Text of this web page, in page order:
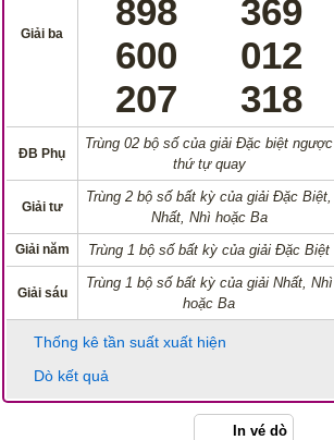
Giải ba
898
369
600
012
207
318
ĐB Phụ
Trùng 02 bộ số của giải Đặc biệt ngược
thứ tự quay
Giải tư
Trùng 2 bộ số bất kỳ của giải Đặc Biệt,
Nhất, Nhì hoặc Ba
Giải năm Trùng 1 bộ số bất kỳ của giải Đặc Biệt
Giải sáu
Trùng 1 bộ số bất kỳ của giải Nhất, Nhì
hoặc Ba
Thống kê tần suất xuất hiện
Dò kết quả
In vé dò